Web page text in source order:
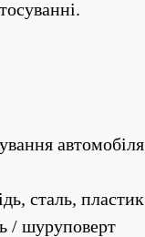
автомобіля
сталь, пластик
/ шуруповерт